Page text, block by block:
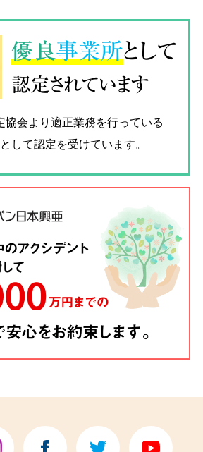
優良事業所として
認定されています
協会より適正業務を行っている
して認定を受けています。